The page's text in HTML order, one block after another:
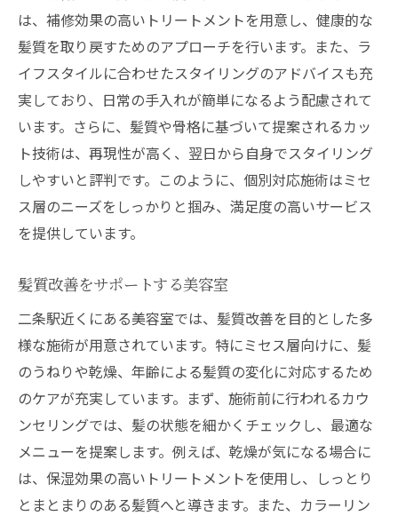
を輝かせる
経験豊富なスタイリストの魅力
ミセスの髪質に合わせた最適な施術
美容室でのプロの技術を体感
髪の悩みを解消するアドバイス
長年の経験を活かしたスタイル提案
二条駅近くの美容室で特別なひとときを
美容室での心地よい経験を提供
プライベート感を重視した施術
非日常を味わえる特別な空間
特別な日に向けたスタイル提案
ミセスが満足する特別なサービス
ミセスに特化した美容室での新しい自分探し
新しいスタイルで自信を持つ
美容室での変身体験を楽しむ
は、補修効果の高いトリートメントを用意し、健康的な
髪質を取り戻すためのアプローチを行います。また、ラ
イフスタイルに合わせたスタイリングのアドバイスも充
実しており、日常の手入れが簡単になるよう配慮されて
います。さらに、髪質や骨格に基づいて提案されるカッ
ト技術は、再現性が高く、翌日から自身でスタイリング
しやすいと評判です。このように、個別対応施術はミセ
ス層のニーズをしっかりと掴み、満足度の高いサービス
を提供しています。
髪質改善をサポートする美容室
二条駅近くにある美容室では、髪質改善を目的とした多
様な施術が用意されています。特にミセス層向けに、髪
のうねりや乾燥、年齢による髪質の変化に対応するため
のケアが充実しています。まず、施術前に行われるカウ
ンセリングでは、髪の状態を細かくチェックし、最適な
メニューを提案します。例えば、乾燥が気になる場合に
は、保湿効果の高いトリートメントを使用し、しっとり
とまとまりのある髪質へと導きます。また、カラーリン